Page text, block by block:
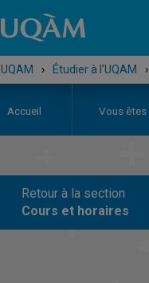
UQAM › Étudier à l'UQAM ›
Accueil Vous êtes
Retour à la section
Cours et horaires